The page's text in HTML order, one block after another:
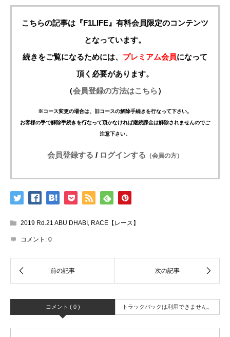
こちらの記事は『F1LIFE』有料会員限定のコンテンツ
となっています。
続きをご覧になるためには、 プレミアム会員になって
頂く必要があります。
（会員登録の方法はこちら）
※コース変更の場合は、旧コースの解除手続きを行なって下さい。
お客様の手で解除手続きを行なって頂かなければ継続課金は解除されませんのでご
注意下さい。
会員登録する / ログインする （会員の方）
2019 Rd.21 ABU DHABI , RACE【レース】
コメント: 0
コメント ( 0 ) トラックバックは利用できません。